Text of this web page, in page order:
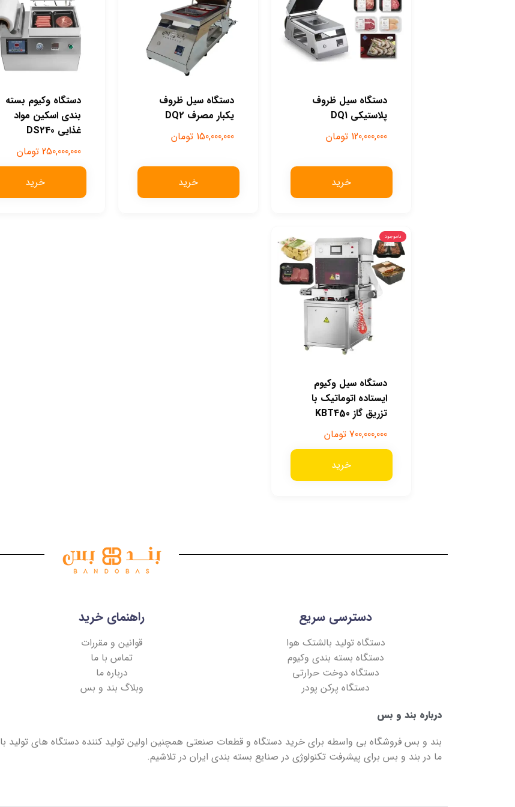
دستگاه سیل ظروف
پلاستیکی DQ1
120,000,000 تومان
خرید
دستگاه سیل ظروف
یکبار مصرف DQ2
150,000,000 تومان
خرید
دستگاه وکیوم بسته
بندی اسکین مواد
غذایی DS240
250,000,000 تومان
خرید
ناموجود
دستگاه سیل وکیوم
ایستاده اتوماتیک با
تزریق گاز KBT450
700,000,000 تومان
خرید
دسترسی سریع
دستگاه تولید بالشتک هوا
دستگاه بسته بندی وکیوم
دستگاه دوخت حرارتی
دستگاه پرکن پودر
راهنمای خرید
قوانین و مقررات
تماس با ما
درباره ما
وبلاگ بند و بس
درباره بند و بس
بند و بس فروشگاه بی واسطه برای خرید دستگاه و قطعات صنعتی همچنین اولین تولید کننده دستگاه های تولید
ما در بند و بس برای پیشرفت تکنولوژی در صنایع بسته بندی ایران در تلاشیم.